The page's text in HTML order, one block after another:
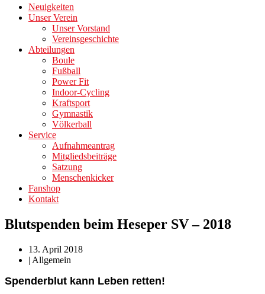
Neuigkeiten
Unser Verein
Unser Vorstand
Vereinsgeschichte
Abteilungen
Boule
Fußball
Power Fit
Indoor-Cycling
Kraftsport
Gymnastik
Völkerball
Service
Aufnahmeantrag
Mitgliedsbeiträge
Satzung
Menschenkicker
Fanshop
Kontakt
Blutspenden beim Heseper SV – 2018
13. April 2018
| Allgemein
Spenderblut kann Leben retten!